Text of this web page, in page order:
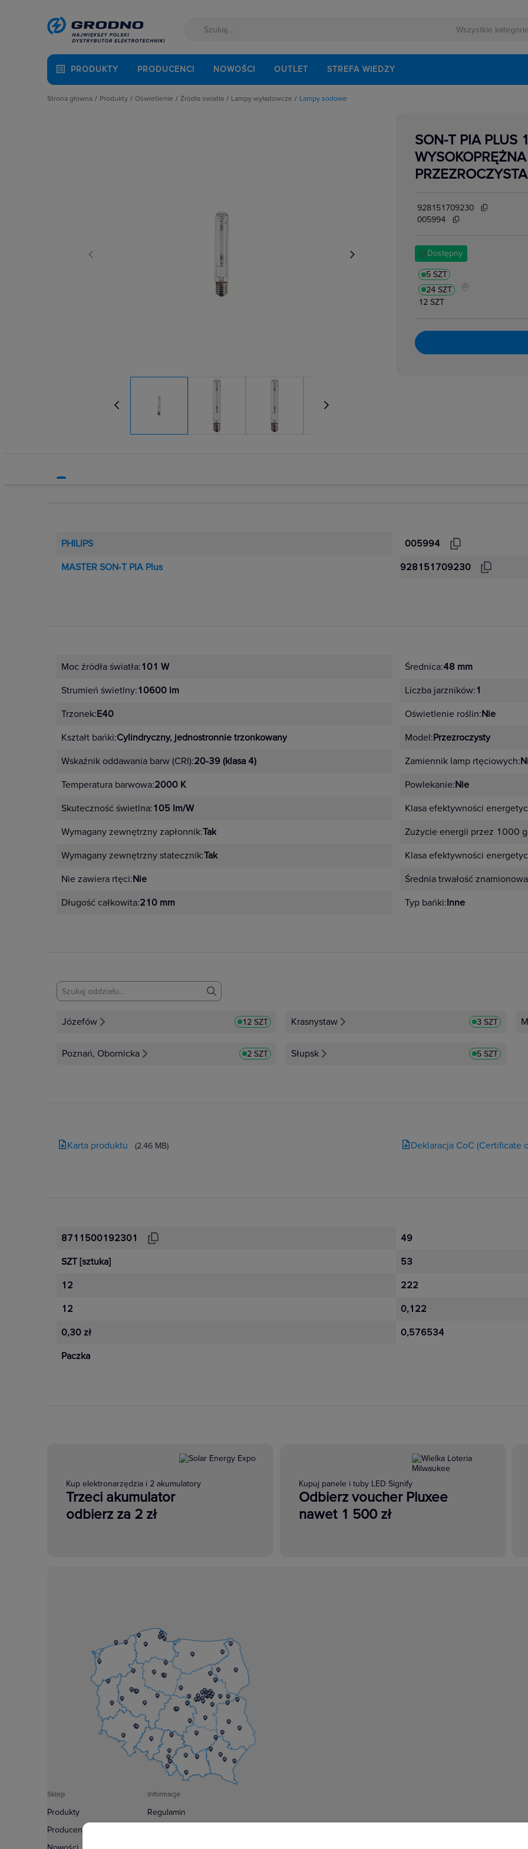
PRODUKTY PRODUCENCI NOWOŚCI OUTLET STREFA WIEDZY
Strona główna
Produkty
Oświetlenie
Źródła światła
Lampy wyładowcze
Lampy sodowe
SON-T PIA PLUS
928151709230
005994
Dostępny
5 SZT
24 SZT
12 SZT
PHILIPS
005994
MASTER SON-T PIA Plus
928151709230
Moc źródła światła:101 W
Strumień świetlny:10600 lm
Trzonek:E40
Kształt bańki:Cylindryczny, jednostronnie trzonkowany
Wskaźnik oddawania barw (CRI):20-39 (klasa 4)
Temperatura barwowa:2000 K
Skuteczność świetlna:105 lm/W
Wymagany zewnętrzny zapłonnik:Tak
Wymagany zewnętrzny statecznik:Tak
Nie zawiera rtęci:Nie
Długość całkowita:210 mm
Średnica:48 mm
Liczba jarzników:1
Oświetlenie roślin:Nie
Model:Przezroczysty
Zamiennik lamp rtęciowych:
Powlekanie:Nie
Klasa efektywności
Zużycie energii przez 1000
Klasa efektywności
Średnia trwałość
Typ bańki:Inne
Józefów 12 SZT Krasnystaw 3 SZT
Poznań, Obornicka 2 SZT Słupsk 5 SZT
Karta produktu (2.46 MB) Deklaracja CoC (Certificate
8711500192301
SZT [sztuka]
12
12
0,30 zł
Paczka
49
53
222
0,122
0,576534
Kup elektronarzędzia i 2 akumulatory
Trzeci akumulator
odbierz za 2 zł
Kupuj panele i tuby LED Signify
Odbierz voucher Pluxee
nawet 1 500 zł
Sklep
Produkty
Producenci
Informacje
Regulamin